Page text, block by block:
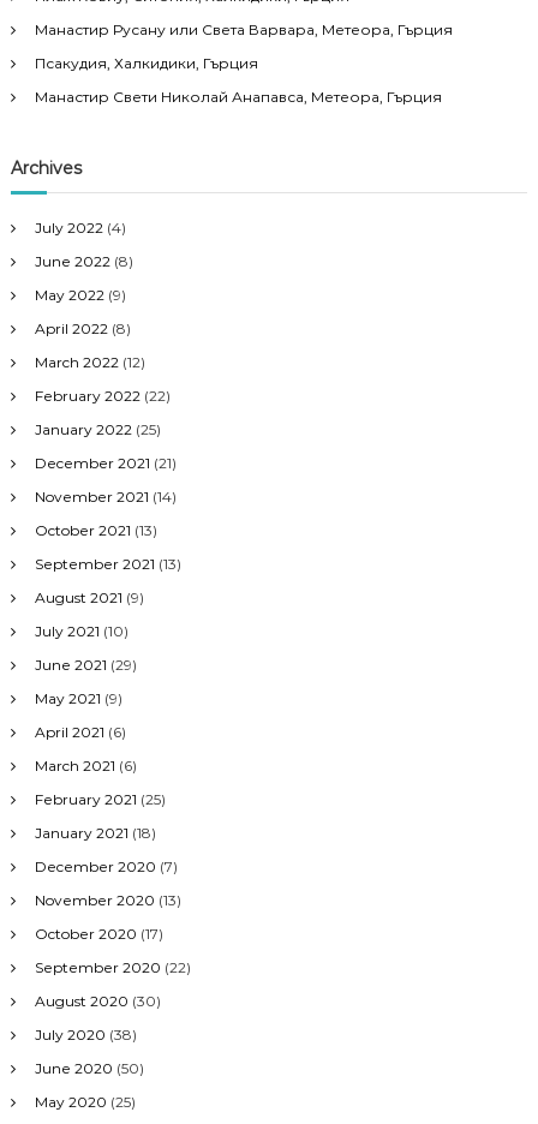
Манастир Русану или Света Варвара, Метеора, Гърция
Псакудия, Халкидики, Гърция
Манастир Свети Николай Анапавса, Метеора, Гърция
Archives
July 2022 (4)
June 2022 (8)
May 2022 (9)
April 2022 (8)
March 2022 (12)
February 2022 (22)
January 2022 (25)
December 2021 (21)
November 2021 (14)
October 2021 (13)
September 2021 (13)
August 2021 (9)
July 2021 (10)
June 2021 (29)
May 2021 (9)
April 2021 (6)
March 2021 (6)
February 2021 (25)
January 2021 (18)
December 2020 (7)
November 2020 (13)
October 2020 (17)
September 2020 (22)
August 2020 (30)
July 2020 (38)
June 2020 (50)
May 2020 (25)